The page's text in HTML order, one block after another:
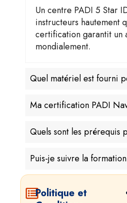
Un centre PADI 5 Star
instructeurs hautement
certification garantit un
mondialement.
Quel matériel est fourni
Ma certification PADI
Quels sont les prérequis
Puis-je suivre la
Politique et